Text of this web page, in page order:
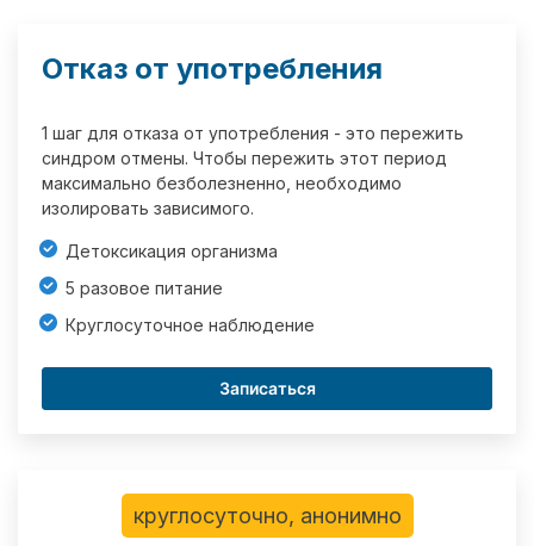
Отказ от употребления
1 шаг для отказа от употребления - это пережить
синдром отмены. Чтобы пережить этот период
максимально безболезненно, необходимо
изолировать зависимого.
Детоксикация организма
5 разовое питание
Круглосуточное наблюдение
Записаться
круглосуточно, анонимно